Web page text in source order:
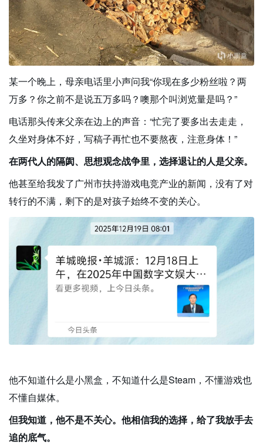
某一个晚上，母亲电话里小声问我“你现在多少粉丝啦？两
万多？你之前不是说五万多吗？噢那个叫浏览量是吗？”
电话那头传来父亲在边上的声音：“忙完了要多出去走走，
久坐对身体不好，写稿子再忙也不要熬夜，注意身体！”
在两代人的隔阂、思想观念战争里，选择退让的人是父亲。
他甚至给我发了广州市扶持游戏电竞产业的新闻，没有了对
转行的不满，剩下的是对孩子始终不变的关心。
他不知道什么是小黑盒，不知道什么是Steam，不懂游戏也
不懂自媒体。
但我知道，他不是不关心。他相信我的选择，给了我放手去
追的底气。